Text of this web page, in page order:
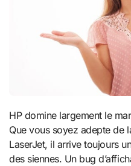
HP domine largement le marché mondial de l’impression.
Que vous soyez adepte de
LaserJet, il arrive toujours
des siennes. Un bug